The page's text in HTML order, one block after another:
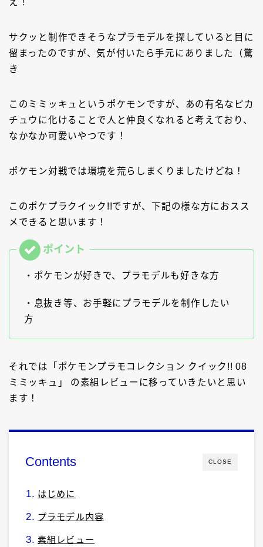
え！
サクッと制作できそうなプラモデルを探していると目に
留まったのですが、気が付いたら手元にありました（驚
き
このミミッキュというポケモンですが、あの有名なピカ
チュウに化けることで人と仲良くなれると考えており、
なかなか可愛いやつです！
ポケモン対戦では環境を荒らしまくりましたけどね！
このポケプラクイック!!ですが、下記の様な方におスス
メできると思います！
・ポケモンが好きで、プラモデルも好きな方
・息抜き等、お手軽にプラモデルを制作したい
方
それでは「ポケモンプラモコレクション クイック!! 08
ミミッキュ」 の素組レビューに移っていきたいと思い
ます！
CLOSE
Contents
はじめに
プラモデル内容
素組レビュー